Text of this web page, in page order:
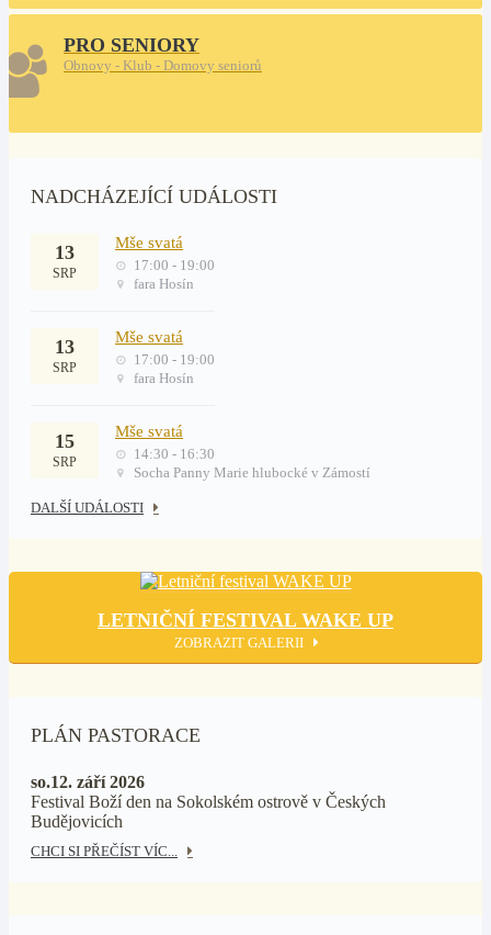
PRO SENIORY
Obnovy - Klub - Domovy seniorů
NADCHÁZEJÍCÍ UDÁLOSTI
13
SRP
Mše svatá
17:00 - 19:00
fara Hosín
13
SRP
Mše svatá
17:00 - 19:00
fara Hosín
15
SRP
Mše svatá
14:30 - 16:30
Socha Panny Marie hlubocké v Zámostí
DALŠÍ UDÁLOSTI
LETNIČNÍ FESTIVAL WAKE UP
ZOBRAZIT GALERII
PLÁN PASTORACE
so.12. září 2026
Festival Boží den na Sokolském ostrově v Českých
Budějovicích
CHCI SI PŘEČÍST VÍC...